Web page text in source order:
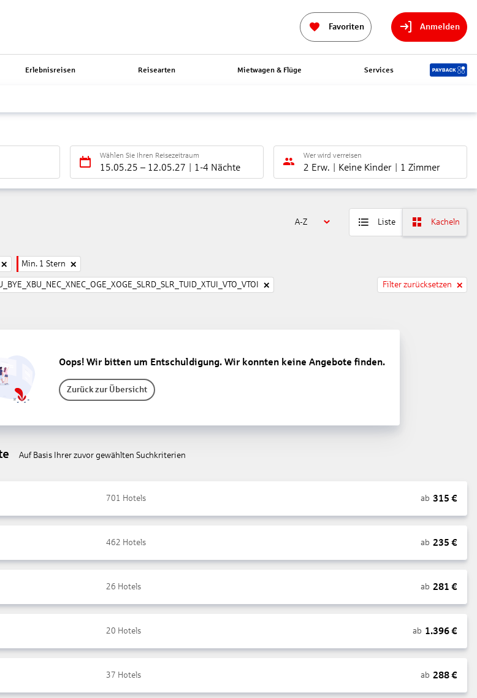
Favoriten Anmelden
Erlebnisreisen Reisearten Mietwagen & Flüge Services
Wählen Sie Ihren Reisezeitraum
15.05.25 – 12.05.27 1-4 Nächte
Wer wird verreisen
2 Erw. Keine Kinder 1 Zimmer
A-Z Liste Kacheln
Min. 1 Stern
Filter zurücksetzen
Oops! Wir bitten um Entschuldigung. Wir konnten keine Angebote finden.
Zurück zur Übersicht
Auf Basis Ihrer zuvor gewählten Suchkriterien
701 Hotels ab 315 €
462 Hotels ab 235 €
26 Hotels ab 281 €
20 Hotels ab 1.396€
37 Hotels ab 288€